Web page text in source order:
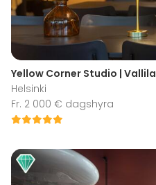
Yellow Corner Studio | Vallila
Helsinki
Fr. 2 000 € dagshyra